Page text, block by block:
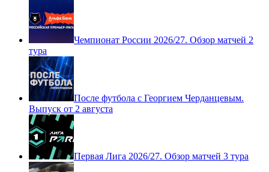
Чемпионат России 2026/27. Обзор матчей 2
тура
После футбола с Георгием Черданцевым.
Выпуск от 2 августа
Первая Лига 2026/27. Обзор матчей 3 тура